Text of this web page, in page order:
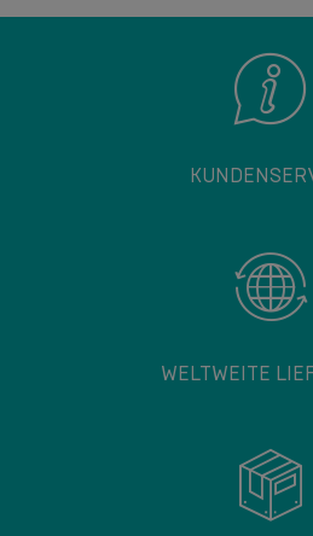
WELTWEITE